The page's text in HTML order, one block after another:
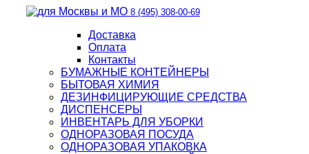
8 (495) 308-00-69
Доставка
Оплата
Контакты
БУМАЖНЫЕ КОНТЕЙНЕРЫ
БЫТОВАЯ ХИМИЯ
ДЕЗИНФИЦИРУЮЩИЕ СРЕДСТВА
ДИСПЕНСЕРЫ
ИНВЕНТАРЬ ДЛЯ УБОРКИ
ОДНОРАЗОВАЯ ПОСУДА
ОДНОРАЗОВАЯ УПАКОВКА